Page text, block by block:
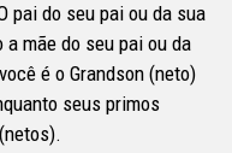
pai do seu pai ou da sua
a mãe do seu pai ou da
é o Grandson (neto)
seus primos